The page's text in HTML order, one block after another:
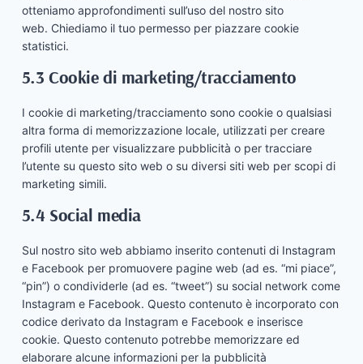
otteniamo approfondimenti sull’uso del nostro sito
web. Chiediamo il tuo permesso per piazzare cookie
statistici.
5.3 Cookie di marketing/tracciamento
I cookie di marketing/tracciamento sono cookie o qualsiasi
altra forma di memorizzazione locale, utilizzati per creare
profili utente per visualizzare pubblicità o per tracciare
l’utente su questo sito web o su diversi siti web per scopi di
marketing simili.
5.4 Social media
Sul nostro sito web abbiamo inserito contenuti di Instagram
e Facebook per promuovere pagine web (ad es. “mi piace”,
“pin”) o condividerle (ad es. “tweet”) su social network come
Instagram e Facebook. Questo contenuto è incorporato con
codice derivato da Instagram e Facebook e inserisce
cookie. Questo contenuto potrebbe memorizzare ed
elaborare alcune informazioni per la pubblicità